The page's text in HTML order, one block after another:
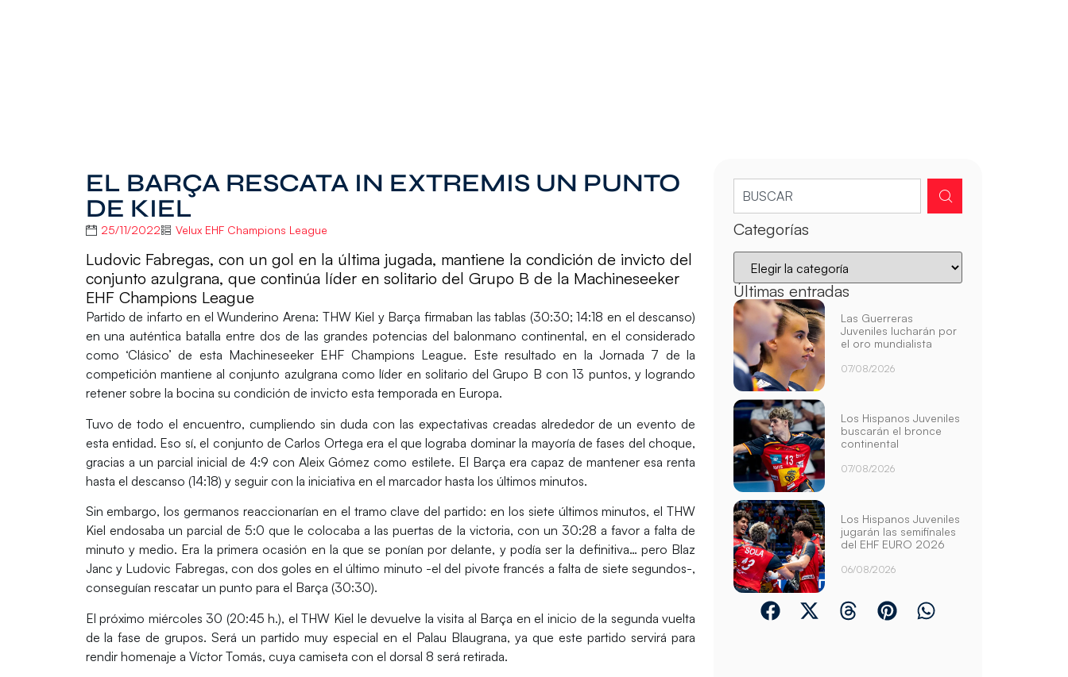
EL BARÇA RESCATA IN EXTREMIS UN PUNTO
DE KIEL
25/11/2022 Velux EHF Champions League
Ludovic Fabregas, con un gol en la última jugada, mantiene la condición de invicto del
conjunto azulgrana, que continúa líder en solitario del Grupo B de la Machineseeker
EHF Champions League
Partido de infarto en el Wunderino Arena: THW Kiel y Barçafirmaban las tablas (30:30; 14:18 en el descanso)
en una auténtica batalla entre dos de las grandes potencias del balonmano continental, en el considerado
como ‘Clásico’ de esta Machineseeker EHF Champions League. Este resultado en laJornada 7 de la
competición mantiene al conjunto azulgrana como líder en solitario del Grupo B con 13 puntos, y logrando
retener sobre la bocina su condición de invicto esta temporada en Europa.
Tuvo de todo el encuentro, cumpliendo sin duda con las expectativas creadas alrededor de un evento de
esta entidad. Eso sí, el conjunto deCarlos Ortega era el que lograba dominar la mayoría de fases del choque,
gracias a un parcial inicial de 4:9 conAleix Gómez como estilete. El Barça era capaz de mantener esa renta
hasta el descanso (14:18) y seguir con la iniciativa en el marcador hasta los últimos minutos.
Sin embargo, los germanos reaccionarían en el tramo clave del partido: en los siete últimos minutos, elTHW
Kiel endosaba un parcial de 5:0 que le colocaba a las puertas de la victoria, con un 30:28 a favor a falta de
minuto y medio. Era la primera ocasión en la que se ponían por delante, y podía ser la definitiva… pero Blaz
Janc y Ludovic Fabregas, con dos goles en el último minuto -el del pivote francés a falta de siete segundos-,
conseguían rescatar un punto para el Barça (30:30).
El próximo miércoles 30 (20:45 h.), el THW Kiel le devuelve la visita al Barça en el inicio de la segunda vuelta
de la fase de grupos. Será un partido muy especial en el Palau Blaugrana, ya que este partido servirá para
rendir homenaje a Víctor Tomás, cuya camiseta con el dorsal 8 será retirada.
Categorías
Últimas entradas
Las Guerreras
Juveniles lucharán por
el oro mundialista
07/08/2026
Los Hispanos Juveniles
buscarán el bronce
continental
07/08/2026
Los Hispanos Juveniles
jugarán las semifinales
del EHF EURO 2026
06/08/2026